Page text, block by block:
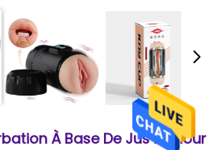
À Base De Jus Lamour